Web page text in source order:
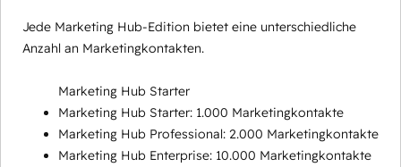
Jede Marketing Hub-Edition bietet eine unterschiedliche
Anzahl an Marketingkontakten.
Marketing Hub Starter
Marketing Hub Starter: 1.000 Marketingkontakte
Marketing Hub Professional: 2.000 Marketingkontakte
Marketing Hub Enterprise: 10.000 Marketingkontakte